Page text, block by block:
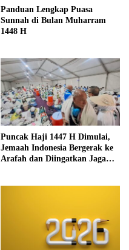
Panduan Lengkap Puasa
Sunnah di Bulan Muharram
1448 H
Puncak Haji 1447 H Dimulai,
Jemaah Indonesia Bergerak ke
Arafah dan Diingatkan Jaga